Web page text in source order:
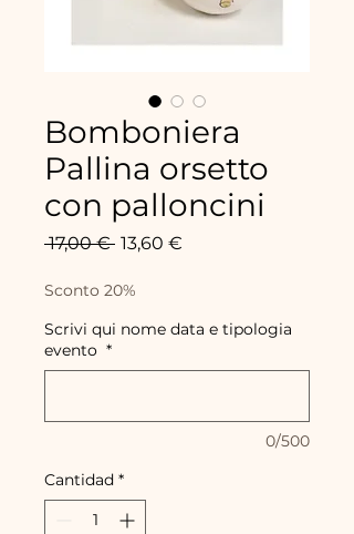
Bomboniera
Pallina orsetto
con palloncini
17,00 € Precio
13,60 €
Sconto 20%
Scrivi qui nome data e tipologia
evento *
0/500
Cantidad *